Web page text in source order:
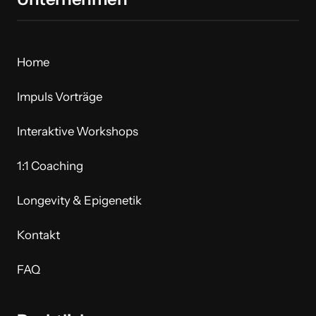
Home
Impuls Vorträge
Interaktive Workshops
1:1 Coaching
Longevity & Epigenetik
Kontakt
FAQ